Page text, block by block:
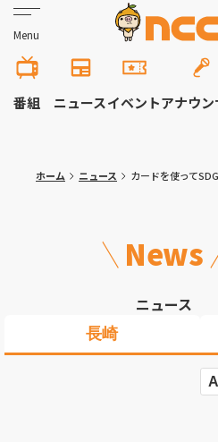
Menu
番組 ニュースイベントアナウン
ホーム ニュース カードを使ってSDG
News
ニュース
長崎